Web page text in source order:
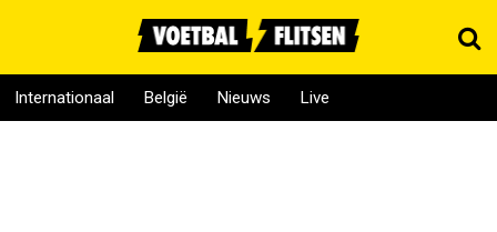
Internationaal België Nieuws Live